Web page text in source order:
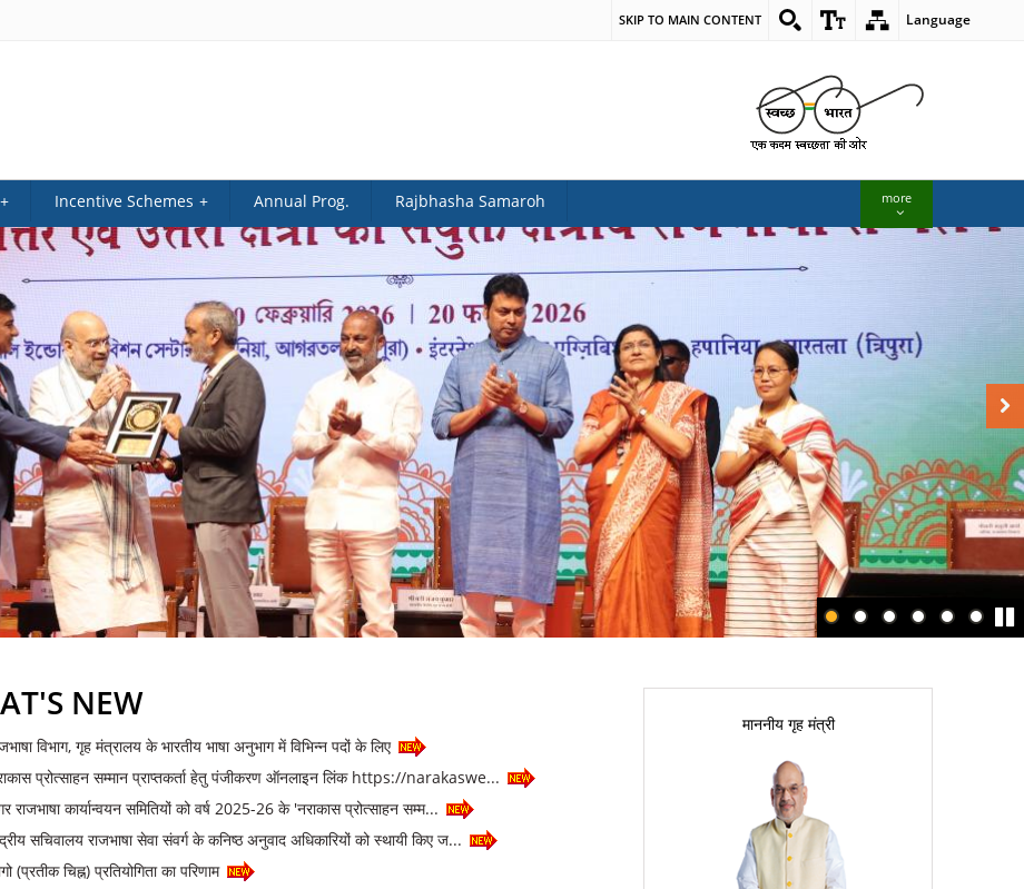
SKIP TO MAIN CONTENT Language
Incentive Schemes Annual Prog. Rajbhasha Samaroh more
माननीय गृह मंत्री
NEW
विभाग, गृह मंत्रालय के भारतीय भाषा अनुभाग में विभिन्न पदों के लिए
प्रोत्साहन सम्मान प्राप्तकर्ता हेतु पंजीकरण ऑनलाइन लिंक https://narakaswe...
राजभाषा कार्यान्वयन समितियों को वर्ष 2025-26 के 'नराकास प्रोत्साहन सम्म...
सचिवालय राजभाषा सेवा संवर्ग के कनिष्ठ अनुवाद अधिकारियों को स्थायी किए ज...
(प्रतीक चिह्न) प्रतियोगिता का परिणाम